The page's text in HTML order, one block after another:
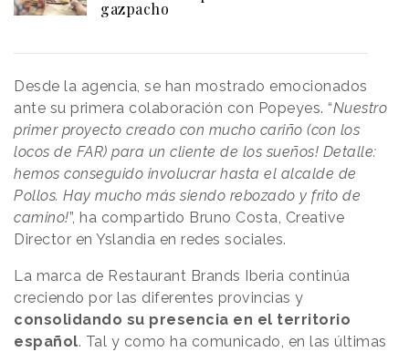
gazpacho
Desde la agencia, se han mostrado emocionados
ante su primera colaboración con Popeyes. “Nuestro
primer proyecto creado con mucho cariño (con los
locos de FAR) para un cliente de los sueños! Detalle:
hemos conseguido involucrar hasta el alcalde de
Pollos. Hay mucho más siendo rebozado y frito de
camino!”, ha compartido Bruno Costa, Creative
Director en Yslandia en redes sociales.
La marca de Restaurant Brands Iberia continúa
creciendo por las diferentes provincias y
consolidando su presencia en el territorio
español. Tal y como ha comunicado, en las últimas